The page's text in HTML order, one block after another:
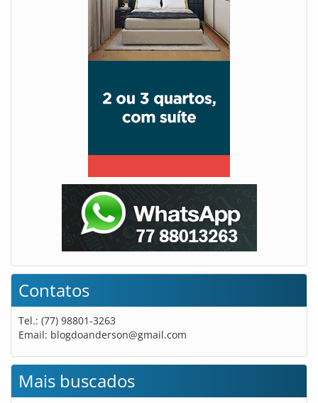
Contatos
Tel.: (77) 98801-3263
Email: blogdoanderson@gmail.com
Mais buscados